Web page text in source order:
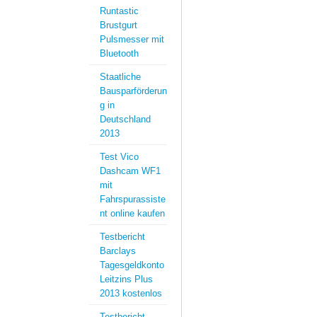
Runtastic
Brustgurt
Pulsmesser mit
Bluetooth
Staatliche
Bausparförderun
g in
Deutschland
2013
Test Vico
Dashcam WF1
mit
Fahrspurassiste
nt online kaufen
Testbericht
Barclays
Tagesgeldkonto
Leitzins Plus
2013 kostenlos